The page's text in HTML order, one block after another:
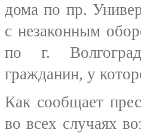
дома по пр.
с незаконным
по г.
гражданин, у
Как сообщает
во всех случаях